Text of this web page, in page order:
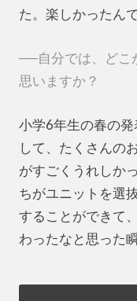
た。楽しかったん
──自分では、どこ
思いますか？
小学6年生の春の
して、たくさんの
がすごくうれしか
ちがユニットを選
することができて
わったなと思った